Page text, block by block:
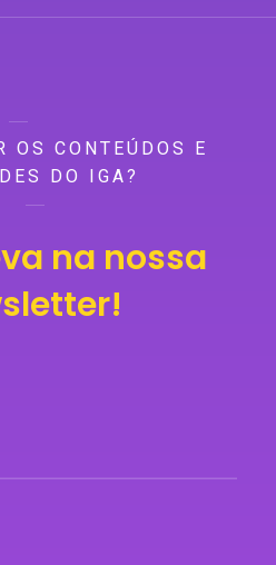
OS CONTEÚDOS E
DO IGA?
na nossa